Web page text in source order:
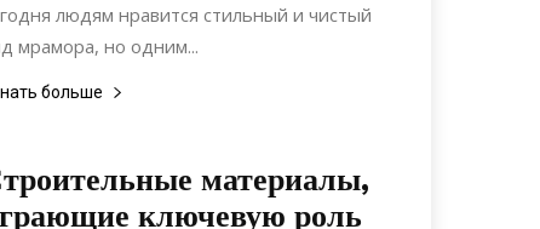
людям нравится стильный и чистый
мрамора, но одним...
больше
материалы,
ключевую роль